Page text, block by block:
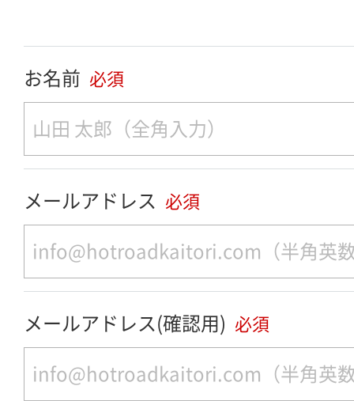
お名前 必須
メールアドレス 必須
メールアドレス(確認用) 必須